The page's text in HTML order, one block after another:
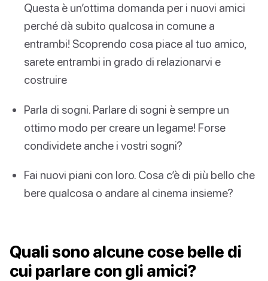
Questa è un’ottima domanda per i nuovi amici
perché dà subito qualcosa in comune a
entrambi! Scoprendo cosa piace al tuo amico,
sarete entrambi in grado di relazionarvi e
costruire
Parla di sogni. Parlare di sogni è sempre un
ottimo modo per creare un legame! Forse
condividete anche i vostri sogni?
Fai nuovi piani con loro. Cosa c’è di più bello che
bere qualcosa o andare al cinema insieme?
Quali sono alcune cose belle di
cui parlare con gli amici?